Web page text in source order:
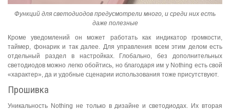
Функций для светодиодов предусмотрели много, и среди них есть
даже полезные
Кроме уведомлений он может работать как индикатор громкости,
таймер, фонарик и так далее. Для управления всем этим делом есть
отдельный раздел в настройках. Глобально, без дополнительных
светодиодов можно легко обойтись, но благодаря им у Nothing есть свой
«характер», да и удобные сценарии использования тоже присутствуют.
Прошивка
Уникальность Nothing не только в дизайне и светодиодах. Их вторая